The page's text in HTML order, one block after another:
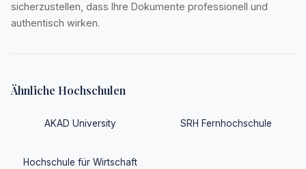
sicherzustellen, dass Ihre Dokumente professionell und
authentisch wirken.
Ähnliche Hochschulen
AKAD University SRH Fernhochschule
Hochschule für Wirtschaft